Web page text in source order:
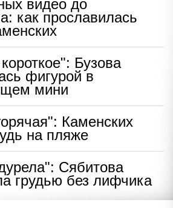
видео до
как прославилась
Бузова
фигурой в
мини
Каменских
на пляже
Сябитова
грудью без лифчика